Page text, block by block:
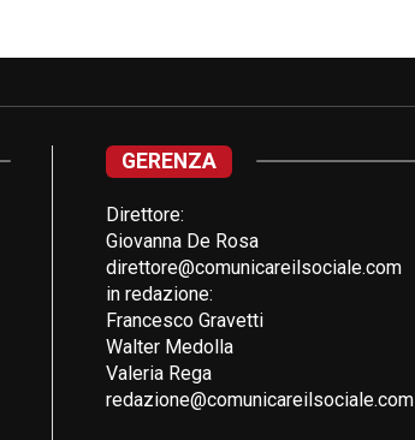
GERENZA
Direttore:
Giovanna De Rosa
direttore@comunicareilsociale.com
in redazione:
Francesco Gravetti
Walter Medolla
Valeria Rega
redazione@comunicareilsociale.com